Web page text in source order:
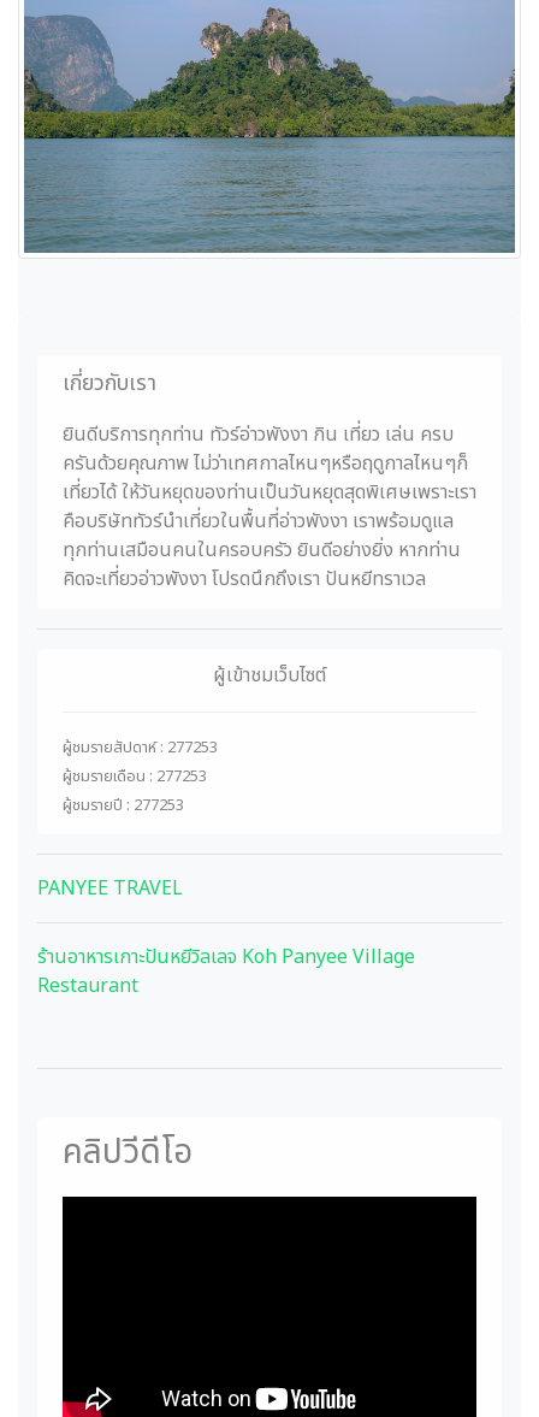
เกี่ยวกับเรา
ยินดีบริการทุกท่าน ทัวร์อ่าวพังงา กิน เที่ยว เล่น ครบ
ครันด้วยคุณภาพ ไม่ว่าเทศกาลไหนๆหรือฤดูกาลไหนๆก็
เที่ยวได้ ให้วันหยุดของท่านเป็นวันหยุดสุดพิเศษเพราะเรา
คือบริษัททัวร์นำเที่ยวในพื้นที่อ่าวพังงา เราพร้อมดูแล
ทุกท่านเสมือนคนในครอบครัว ยินดีอย่างยิ่ง หากท่าน
คิดจะเที่ยวอ่าวพังงา โปรดนึกถึงเรา ปันหยีทราเวล
ผู้เข้าชมเว็บไซต์
ผู้ชมรายสัปดาห์ : 277253
ผู้ชมรายเดือน : 277253
ผู้ชมรายปี : 277253
PANYEE TRAVEL
ร้านอาหารเกาะปันหยีวิลเลจ Koh Panyee Village
Restaurant
คลิปวีดีโอ